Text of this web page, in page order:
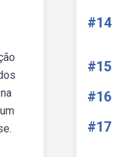
#14
#15
#16
#17